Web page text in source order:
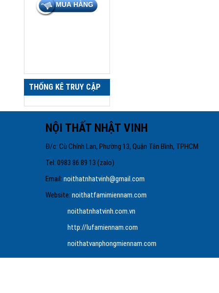
THỐNG KÊ TRUY CẬP
NỘI THẤT NHẬT VINH
Đ/c: Cù Chính Lan, Phường 13, Quận
Tel: 0983 86 89 13
Email:noithatnhatvinh@gmail.com
Website:noithatfamimiennam.com
noithatnhatvinh.com.vn
http://lufamiennam.com
noithatvanphongmiennam.com